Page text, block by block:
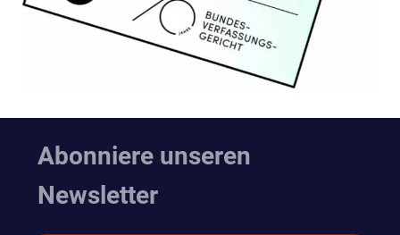
Abonniere unseren
Newsletter